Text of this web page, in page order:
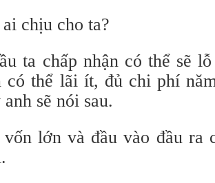
chịu cho ta?
ta chấp nhận có thể sẽ
có thể lãi ít, đủ chi phí
sẽ nói sau.
lớn và đầu vào đầu ra